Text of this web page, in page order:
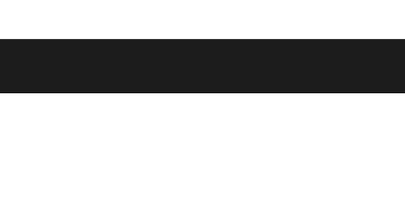
Facebook
X
PinterestLinkedInWhatsApp